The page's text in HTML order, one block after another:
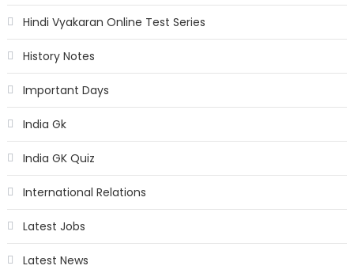
Hindi Vyakaran Online Test Series
History Notes
Important Days
India Gk
India GK Quiz
International Relations
Latest Jobs
Latest News